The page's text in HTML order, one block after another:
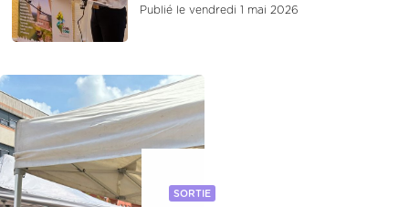
Publié le vendredi 1 mai 2026
SORTIE